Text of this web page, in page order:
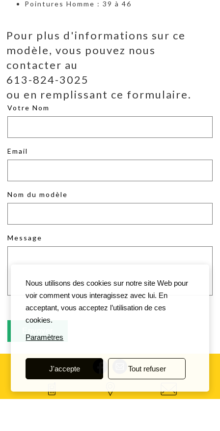
Pointures Homme : 39 à 46
Pour plus d'informations sur ce
modèle, vous pouvez nous
contacter au
613-824-3025
ou en remplissant ce formulaire.
Votre Nom
Email
Nom du modèle
Message
Nous utilisons des cookies sur notre site Web pour
voir comment vous interagissez avec lui. En
acceptant, vous acceptez l’utilisation de ces
cookies.
Paramètres
J'accepte Tout refuser